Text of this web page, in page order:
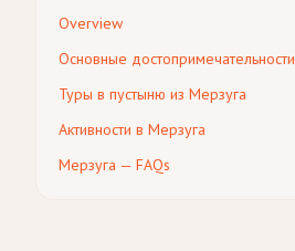
Overview
Основные достопримечательности
Туры в пустыню из Мерзуга
Активности в Мерзуга
Мерзуга — FAQs